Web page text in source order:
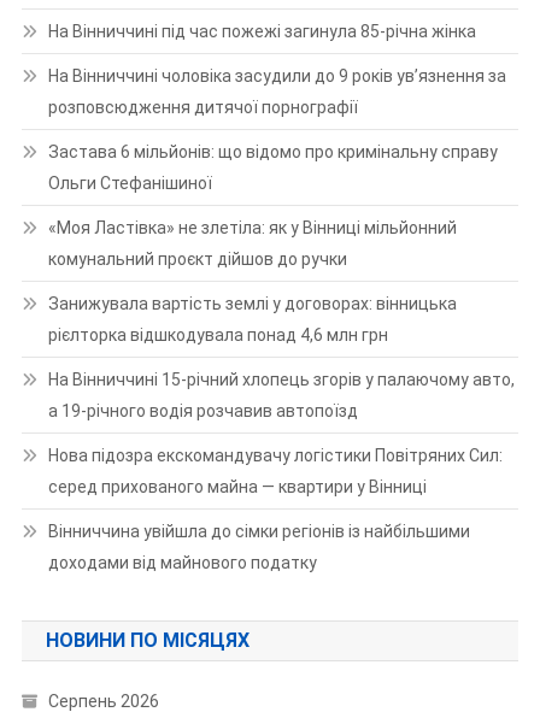
На Вінниччині під час пожежі загинула 85-річна жінка
На Вінниччині чоловіка засудили до 9 років ув’язнення за
розповсюдження дитячої порнографії
Застава 6 мільйонів: що відомо про кримінальну справу
Ольги Стефанішиної
«Моя Ластівка» не злетіла: як у Вінниці мільйонний
комунальний проєкт дійшов до ручки
Занижувала вартість землі у договорах: вінницька
рієлторка відшкодувала понад 4,6 млн грн
На Вінниччині 15-річний хлопець згорів у палаючому авто,
а 19-річного водія розчавив автопоїзд
Нова підозра екскомандувачу логістики Повітряних Сил:
серед прихованого майна — квартири у Вінниці
Вінниччина увійшла до сімки регіонів із найбільшими
доходами від майнового податку
НОВИНИ ПО МІСЯЦЯХ
Серпень 2026